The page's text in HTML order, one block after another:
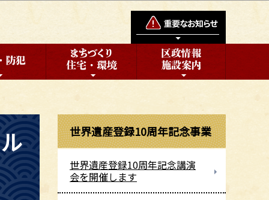
世界遺産登録10周年記念事業
世界遺産登録10周年記念講演
会を開催します